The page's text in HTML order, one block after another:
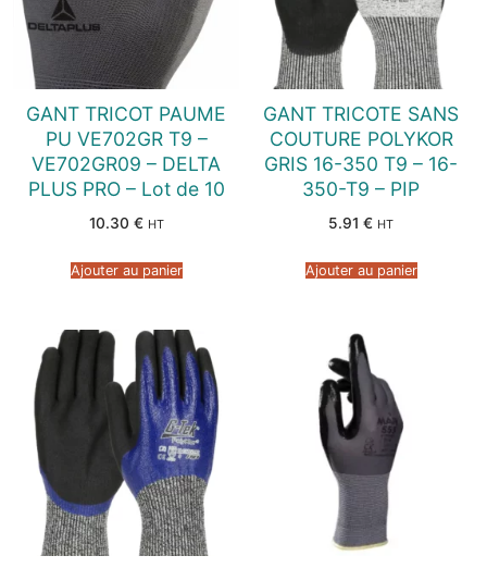
GANT TRICOT PAUME
PU VE702GR T9 –
VE702GR09 – DELTA
PLUS PRO – Lot de 10
10.30 € HT
Ajouter au panier
GANT TRICOTE SANS
COUTURE POLYKOR
GRIS 16-350 T9 – 16-
350-T9 – PIP
5.91 € HT
Ajouter au panier